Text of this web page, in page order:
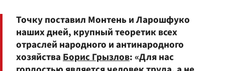
Точку поставил Монтень и Ларошфуко
наших дней, крупный теоретик всех
отраслей народного и антинародного
хозяйстваБорис Грызлов: «Для нас